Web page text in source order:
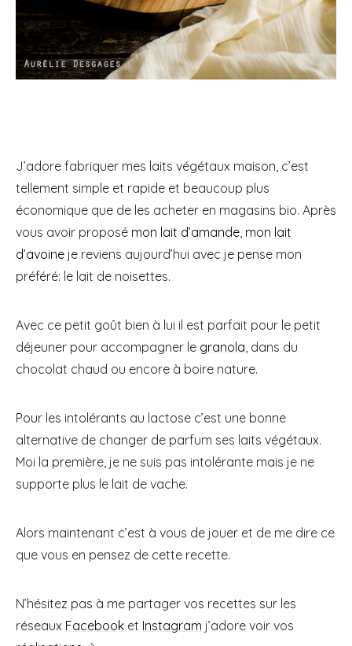
J’adore fabriquer mes laits végétaux maison, c’est
tellement simple et rapide et beaucoup plus
économique que de les acheter en magasins bio. Après
vous avoir proposé mon lait d’amande mon lait
d’avoine je reviens aujourd’hui avec je pense mon
préféré: le lait de noisettes.
Avec ce petit goût bien à lui il est parfait pour le petit
déjeuner pour accompagner le granola , dans du
chocolat chaud ou encore à boire nature.
Pour les intolérants au lactose c’est une bonne
alternative de changer de parfum ses laits végétaux.
Moi la première, je ne suis pas intolérante mais je ne
supporte plus le lait de vache.
Alors maintenant c’est à vous de jouer et de me dire ce
que vous en pensez de cette recette.
N’hésitez pas à me partager vos recettes sur les
réseaux Facebook et Instagram j’adore voir vos